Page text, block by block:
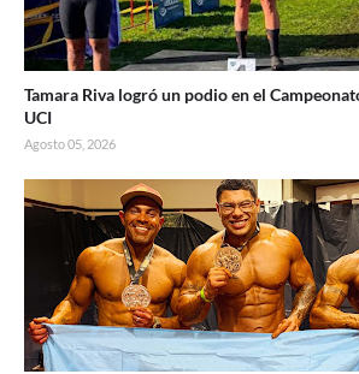
Tamara Riva logró un podio en el
UCI
Agosto 05, 2026